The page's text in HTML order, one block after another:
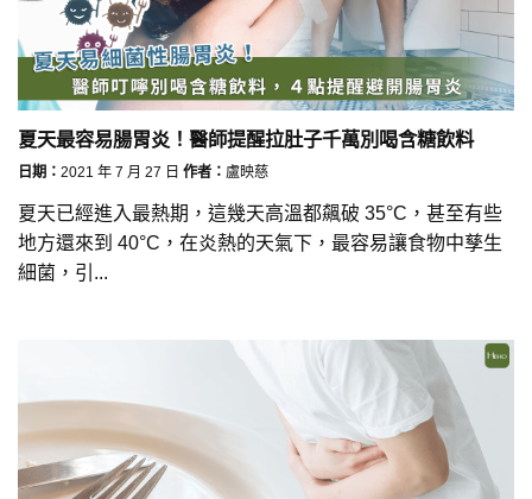
夏天最容易腸胃炎！醫師提醒拉肚子千萬別喝含糖飲料
日期： 2021 年 7 月 27 日 作者： 盧映慈
夏天已經進入最熱期，這幾天高溫都飆破 35°C，甚至有些
地方還來到 40°C，在炎熱的天氣下，最容易讓食物中孳生
細菌，引...